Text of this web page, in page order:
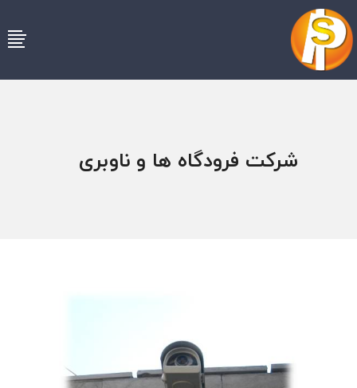
شركت فرودگاه ها و ناوبری